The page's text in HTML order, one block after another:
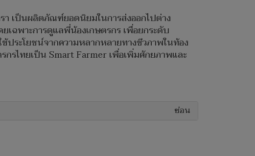
า เป็นผลิตภัณฑ์ยอดนิยมในการส่งออกไปต่าง
เฉพาะการดูแลพี่น้องเกษตรกร เพื่อยกระดับ
ประโยชน์จากความหลากหลายทางชีวภาพในท้อง
กรไทยเป็น Smart Farmer เพื่อเพิ่มศักยภาพและ
ซ่อน